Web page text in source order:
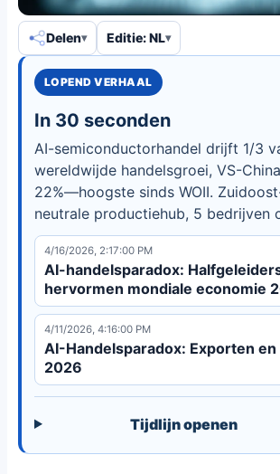
Delen Editie: NL
LOPEND VERHAAL
In 30 seconden
AI-semiconductorhandel drijft 1/3
wereldwijde handelsgroei, VS-
22%—hoogste sinds WOII.
neutrale productiehub, 5 bedrijven
kritieke toeleveringsketens. Ontdek
geopolitiek de $975B
hervormt.
4/16/2026, 2:17:00 PM
AI-handelsparadox:
hervormen mondiale economie
4/11/2026, 4:16:00 PM
AI-Handelsparadox: Exporten
2026
Tijdlijn openen